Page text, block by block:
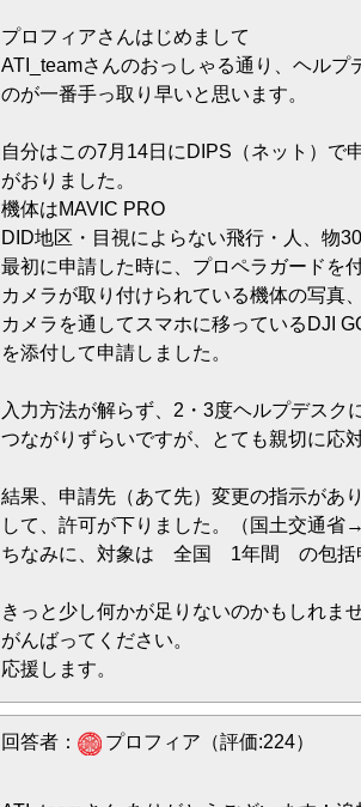
プロフィアさんはじめまして
ATI_teamさんのおっしゃる通り、ヘルプ
のが一番手っ取り早いと思います。
自分はこの7月14日にDIPS（ネット）で
がおりました。
機体はMAVIC PRO
DID地区・目視によらない飛行・人、物
最初に申請した時に、プロペラガードを
カメラが取り付けられている機体の写真
カメラを通してスマホに移っているDJI
を添付して申請しました。
入力方法が解らず、2・3度ヘルプデスク
つながりずらいですが、とても親切に応
結果、申請先（あて先）変更の指示があ
して、許可が下りました。（国土交通省
ちなみに、対象は 全国 1年間 の包括
きっと少し何かが足りないのかもしれま
がんばってください。
応援します。
回答者： プロフィア（評価:224）